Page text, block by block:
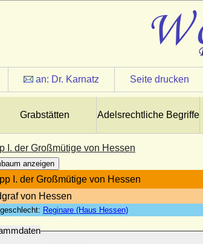
an: Dr. Karnatz Seite drucken
Grabstätten Adelsrechtliche Begriffe
I. der Großmütige von Hessen
anzeigen
I. der Großmütige von Hessen
von Hessen
Reginare (Haus Hessen)